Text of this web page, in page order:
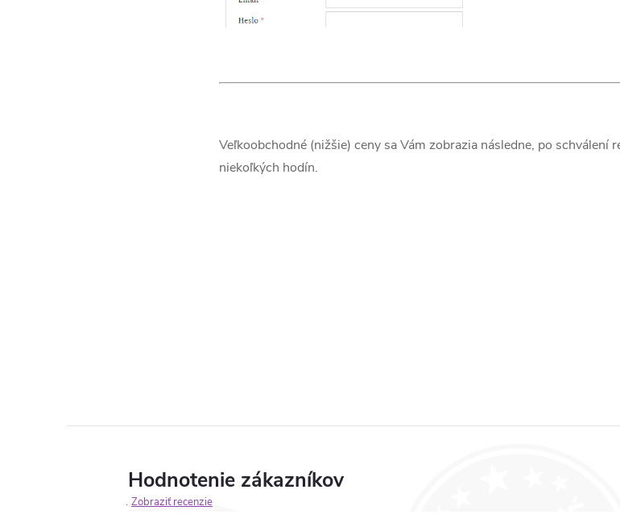
Veľkoobchodné (nižšie) ceny sa Vám zobrazia následne, po
niekoľkých hodín.
Hodnotenie zákazníkov
Zobraziť recenzie